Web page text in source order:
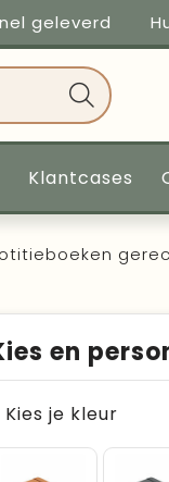
geleverd
Klantcases
en
Kies je kleur